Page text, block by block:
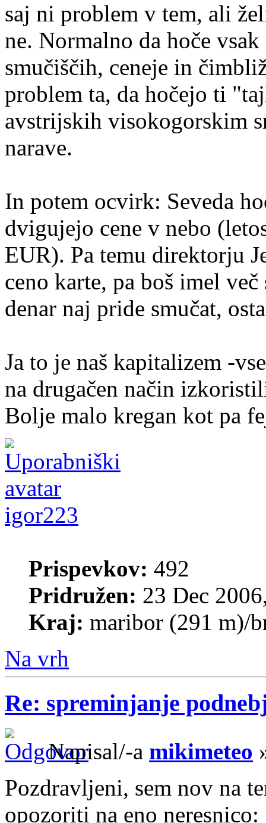
saj ni problem v tem, ali
ne. Normalno da hoče
smučiščih, ceneje in
problem ta, da hočejo ti
avstrijskih visokogorskim
narave.
In potem ocvirk: Seveda
dvigujejo cene v nebo
EUR). Pa temu direktorju
ceno karte, pa boš imel
denar naj pride smučat,
Ja to je naš kapitalizem -
na drugačen način
Bolje malo kregan kot pa
igor223
Prispevkov: 492
Pridružen: 23 Dec
Kraj: maribor (291 m)/
Na vrh
Re: spreminjanje
Napisal/-a mikimeteo
Pozdravljeni, sem nov na
opozoriti na eno neresnico: